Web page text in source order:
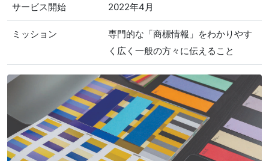
サービス開始 2022年4月
ミッション
専門的な「商標情報」をわかりやす
く広く一般の方々に伝えること